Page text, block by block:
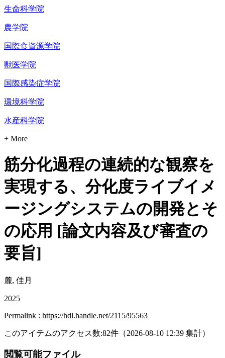
生命科学院
農学院
国際食資源学院
獣医学院
国際感染症学院
環境科学院
水産科学院
+ More
筋分化過程の連続的な観察を
実現する、分化度ライブイメ
ージングシステムの開発とそ
の応用 [論文内容及び審査の
要旨]
麓, 佳月
2025
Permalink : https://hdl.handle.net/2115/95563
このアイテムのアクセス数:82件 （2026-08-10 12:39 集計）
閲覧可能ファイル